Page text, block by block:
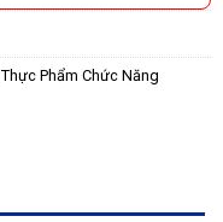
Thực Phẩm Chức Năng